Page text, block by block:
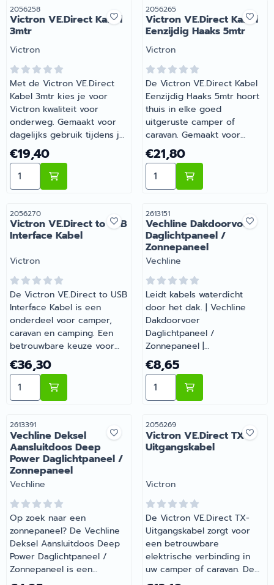
Mobile & App Adapter
Daglichtpaneel /
Zonnepaneel |
Artikelnummer 2035497
Barsema Recreatie, jouw
recreatiespecialist.
Artikelnummer
2056258
Victron VE.Direct Kabel
3mtr
Merk:
Victron
Met de Victron VE.Direct
Kabel 3mtr kies je voor
Victron kwaliteit voor
onderweg. Gemaakt voor
dagelijks gebruik tijdens je
vakanties en weekendtrips.
Barsema Recreatie levert
camper-, caravan- en
campingonderdelen met
Prijs: 19,40
€19,40
Aantal kiezen voor Victron VE.Direct Kabel 3mtr
Artikelnummer
2056265
Victron VE.Direct Kabel
Eenzijdig Haaks 5mtr
Merk:
Victron
De Victron VE.Direct Kabel
Eenzijdig Haaks 5mtr hoort
thuis in elke goed
uitgeruste camper of
caravan. Gemaakt voor
dagelijks gebruik tijdens je
vakanties en weekendtrips.
Heb je vragen over de
juiste keuze? Barsema
je mee.
Prijs: 21,80
€21,80
Aantal kiezen voor
Artikelnummer
2056270
Victron VE.Direct to USB
Interface Kabel
Merk:
Victron
De Victron VE.Direct to USB
Interface Kabel is een
onderdeel voor camper,
caravan en camping. Een
betrouwbare keuze voor
onderweg en op de
camping. Bij Barsema
Recreatie, specialist in
camper- en
het juiste artikel met
persoonlijk advies.
Prijs: 36,30
€36,30
Aantal kiezen voor Victron VE.Direct to USB Interface
Artikelnummer
2613151
Vechline Dakdoorvoer
Daglichtpaneel /
Zonnepaneel
Merk:
Vechline
Leidt kabels waterdicht
door het dak. | Vechline
Dakdoorvoer
Daglichtpaneel /
Zonnepaneel |
Artikelnummer 2613151
Prijs: 8,65
€8,65
Aantal kiezen voor
Artikelnummer
2613391
Vechline Deksel
Aansluitdoos Deep
Power Daglichtpaneel /
Zonnepaneel
Merk:
Vechline
Op zoek naar een
zonnepaneel? De Vechline
Deksel Aansluitdoos Deep
Power Daglichtpaneel /
Zonnepaneel is een
betrouwbare keuze. Een
Artikelnummer
2056269
Victron VE.Direct TX-
Uitgangskabel
Merk:
Victron
De Victron VE.Direct TX-
Uitgangskabel zorgt voor
een betrouwbare
elektrische verbinding in
uw camper of caravan. De
digitale VE.Direct TX-